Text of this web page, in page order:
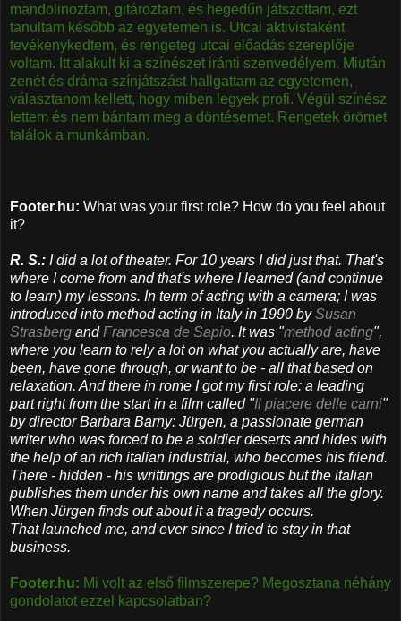
mandolinoztam, gitároztam, és hegedűn játszottam, ezt
tanultam később az egyetemen is. Utcai aktivistaként
tevékenykedtem, és rengeteg utcai előadás szereplője
voltam. Itt alakult ki a színészet iránti szenvedélyem. Miután
zenét és dráma-színjátszást hallgattam az egyetemen,
választanom kellett, hogy miben legyek profi. Végül színész
lettem és nem bántam meg a döntésemet. Rengetek örömet
találok a munkámban.
Footer.hu: What was your first role? How do you feel about
it?
​R. S.: I did a lot of theater. For 10 years I did just that. That's
where I come from and that's where I learned (and continue
to learn) my lessons. In term of acting with a camera; I was
introduced into method acting in Italy in 1990 bySusan
Strasberg andFrancesca de Sapio. It was "method acting",
where you learn to rely a lot on what you actually are, have
been, have gone through, or want to be​ - all that based on
relaxation. And there in rome I got my first role: a leading
part right from the start in a film called "Il piacere delle carni"
by director Barbara Barny: Jürgen, a passionate german
writer who was forced to be a soldier deserts and hides with
the help of an rich italian industrial, who becomes his friend.
There - hidden - his writtings are prodigious but the italian
publishes them under his own name and takes all the glory.
When Jürgen finds out about it a tragedy occurs.
That launched me, and ever since I tried to stay in that
business.
Footer.hu: Mi volt az első filmszerepe? Megosztana néhány
gondolatot ezzel kapcsolatban?